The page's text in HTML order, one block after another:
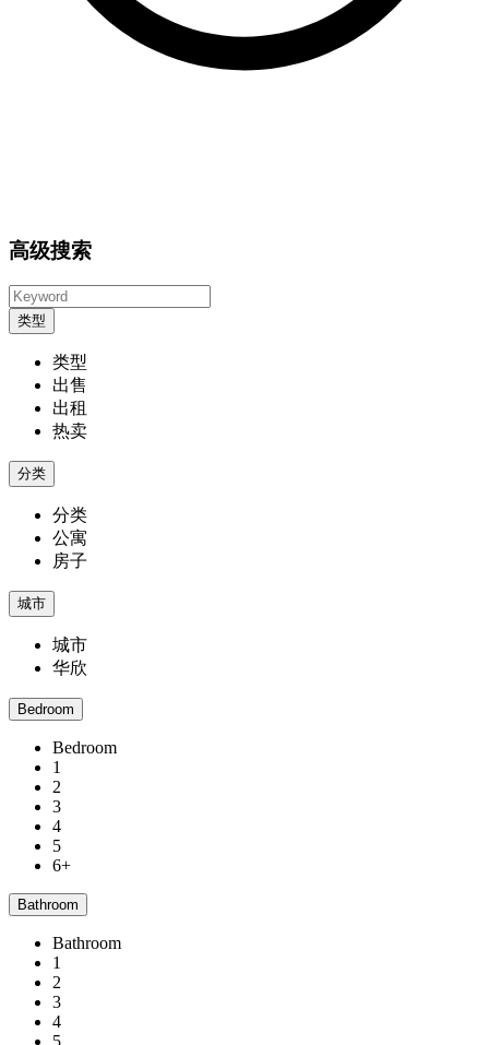
高级搜索
类型
类型
出售
出租
热卖
分类
分类
公寓
房子
城市
城市
华欣
Bedroom
Bedroom
1
2
3
4
5
6+
Bathroom
Bathroom
1
2
3
4